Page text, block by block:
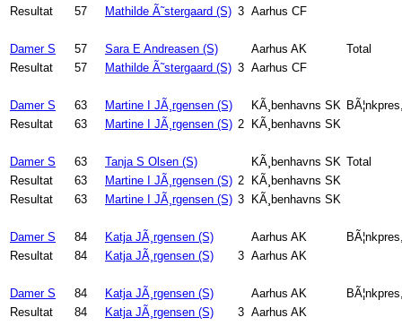
Resultat
57 Mathilde Ã˜stergaard (S) 3 Aarhus CF
Damer S 57 Sara E Andreasen (S) Aarhus AK
Total
Resultat
57 Mathilde Ã˜stergaard (S) 3 Aarhus CF
Damer S 63 Martine I JÃ¸rgensen (S) KÃ¸benhavns SK
Resultat
63 Martine I JÃ¸rgensen (S) 2 KÃ¸benhavns SK
Damer S 63 Tanja S Olsen (S) KÃ¸benhavns SK Total
Resultat
63 Martine I JÃ¸rgensen (S) 2
KÃ¸benhavns SK
Resultat
63 Martine I JÃ¸rgensen (S) 3 KÃ¸benhavns SK
Damer S 84 Katja JÃ¸rgensen (S) Aarhus AK
Resultat
84 Katja JÃ¸rgensen (S) 3 Aarhus AK
Damer S 84 Katja JÃ¸rgensen (S) Aarhus AK
Resultat
84 Katja JÃ¸rgensen (S) 3 Aarhus AK